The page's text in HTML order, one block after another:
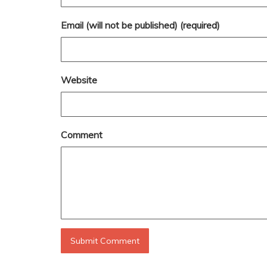
Email (will not be published) (required)
Website
Comment